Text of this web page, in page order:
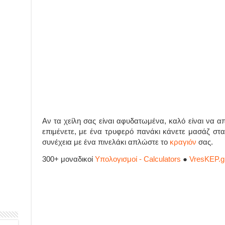
Aν τα χείλη σας είναι αφυδατωμένα, καλό είναι να
επιμένετε, με ένα τρυφερό πανάκι κάνετε μασάζ
συνέχεια με ένα πινελάκι απλώστε το κραγιόν σας.
300+ μοναδικοί Υπολογισμοί - Calculators ●